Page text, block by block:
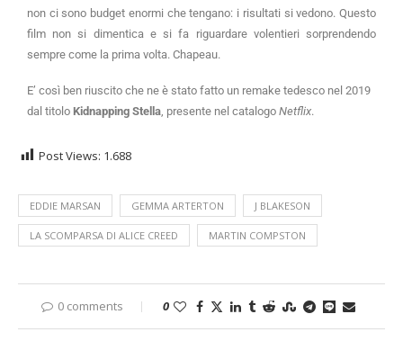
non ci sono budget enormi che tengano: i risultati si vedono. Questo
film non si dimentica e si fa riguardare volentieri sorprendendo
sempre come la prima volta. Chapeau.
E’ così ben riuscito che ne è stato fatto un remake tedesco nel 2019
dal titolo Kidnapping Stella , presente nel catalogo Netflix.
Post Views: 1.688
EDDIE MARSAN GEMMA ARTERTON J BLAKESON
LA SCOMPARSA DI ALICE CREED MARTIN COMPSTON
0 comments 0